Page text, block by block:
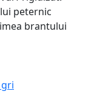
peternic
brantului